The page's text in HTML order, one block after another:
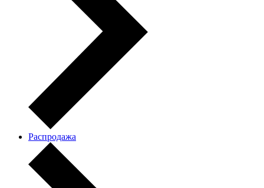
Распродажа